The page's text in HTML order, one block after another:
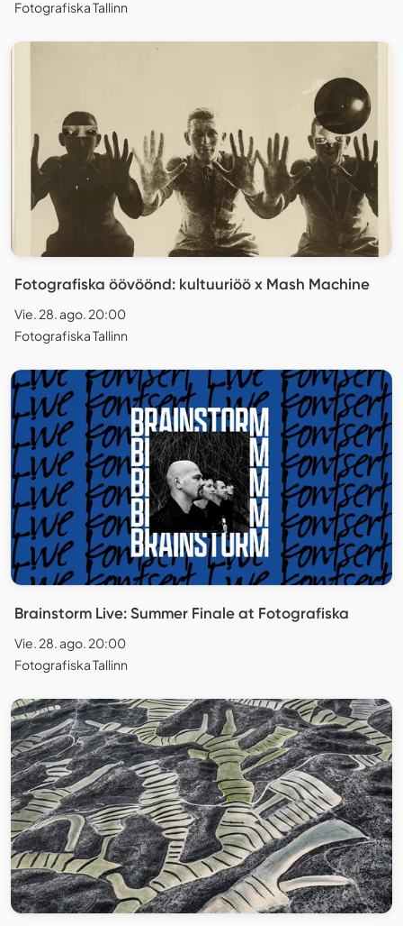
Fotografiska Tallinn
Fotografiska öövöönd: kultuuriöö x Mash Machine
Vie. 28. ago. 20:00
Fotografiska Tallinn
Brainstorm Live: Summer Finale at Fotografiska
Vie. 28. ago. 20:00
Fotografiska Tallinn